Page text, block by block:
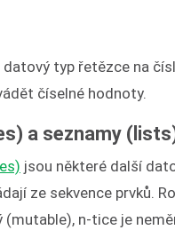
typ řetězce na
číselné hodnoty.
a seznamy
jsou některé další
ze sekvence prvků.
n-tice je